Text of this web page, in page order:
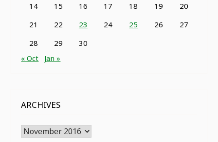
14
15 16 17 18 19
20
21
22 23 24 25 26
27
28
29
30
« Oct
Jan »
ARCHIVES
Archives